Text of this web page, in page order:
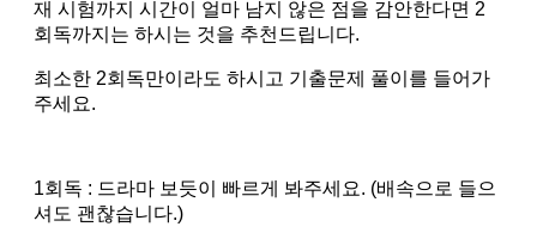
재 시험까지 시간이 얼마 남지 않은 점을 감안한다면 2
회독까지는 하시는 것을 추천드립니다.
최소한 2회독만이라도 하시고 기출문제 풀이를 들어가
주세요.
1회독 : 드라마 보듯이 빠르게 봐주세요. (배속으로 들으
셔도 괜찮습니다.)